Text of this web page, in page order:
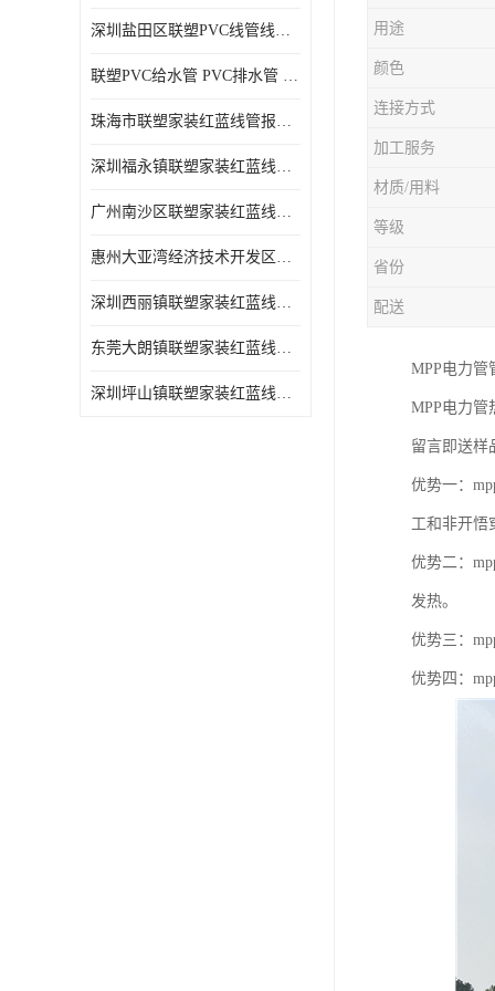
深圳盐田区联塑PVC线管线槽厂商 可零售批发
联塑PVC给水管 PVC排水管 PVC线管线槽
珠海市联塑家装红蓝线管报价表 联塑水管供货商
深圳福永镇联塑家装红蓝线管价格 支持送货上门
广州南沙区联塑家装红蓝线管批发 库存充足
惠州大亚湾经济技术开发区联塑PPR热水管公司
深圳西丽镇联塑家装红蓝线管供货商 联塑管道供应
东莞大朗镇联塑家装红蓝线管电话 联塑管道经销商
深圳坪山镇联塑家装红蓝线管型号 来电咨询
用途
颜色
连接方式
加工服务
材质/用料
等级
省份
配送
MPP电力管
MPP电力管
留言即送样
优势一：
工和非开悟
优势二：
发热。
优势三：
优势四：